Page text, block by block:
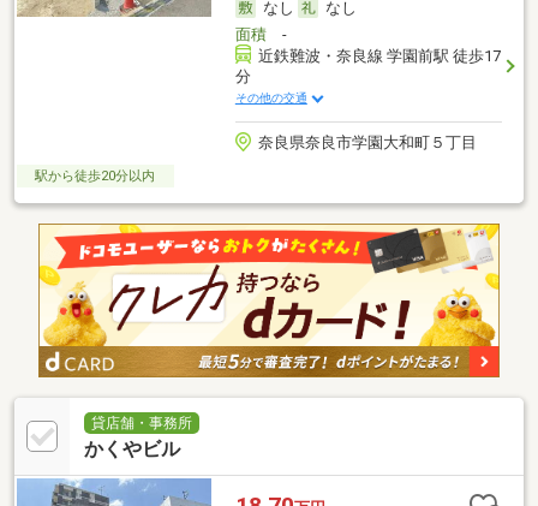
なし
なし
面積-
近鉄難波・奈良線 学園前駅 徒歩17
分
その他の交通
奈良県奈良市学園大和町５丁目
駅から徒歩20分以内
貸店舗・事務所
かくやビル